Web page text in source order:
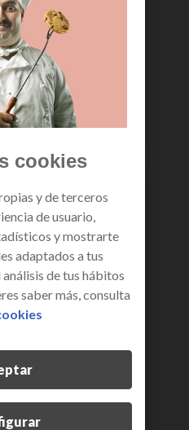
para
y apps
de
cookies
y de terceros
de usuario,
y mostrarte
adaptados a tus
de tus hábitos
saber más, consulta